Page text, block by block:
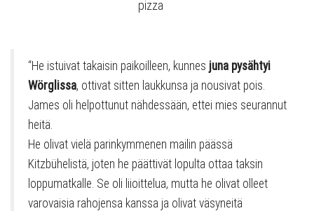
pizza
“He istuivat takaisin paikoilleen, kunnes juna pysähtyi
Wörglissa, ottivat sitten laukkunsa ja nousivat pois.
James oli helpottunut nähdessään, ettei mies seurannut
heitä.
He olivat vielä parinkymmenen mailin päässä
Kitzbühelistä, joten he päättivät lopulta ottaa taksin
loppumatkalle. Se oli liioittelua, mutta he olivat olleet
varovaisia ​​rahojensa kanssa ja olivat väsyneitä